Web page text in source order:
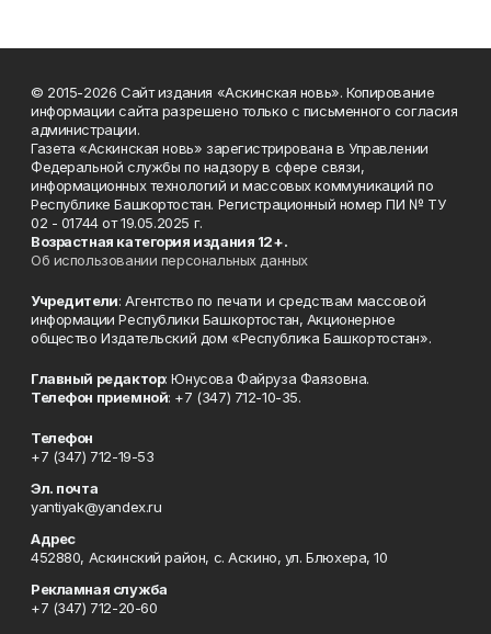
© 2015-2026 Сайт издания «Аскинская новь». Копирование
информации сайта разрешено только с письменного согласия
администрации.
Газета «Аскинская новь» зарегистрирована в Управлении
Федеральной службы по надзору в сфере связи,
информационных технологий и массовых коммуникаций по
Республике Башкортостан. Регистрационный номер ПИ № ТУ
02 - 01744 от 19.05.2025 г.
Возрастная категория издания 12+.
Об использовании персональных данных
Учредители: Агентство по печати и средствам массовой
информации Республики Башкортостан, Акционерное
общество Издательский дом «Республика Башкортостан».
Главный редактор: Юнусова Файруза Фаязовна.
Телефон приемной: +7 (347) 712-10-35.
Телефон
+7 (347) 712-19-53
Эл. почта
yantiyak@yandex.ru
Адрес
452880, Аскинский район, с. Аскино, ул. Блюхера, 10
Рекламная служба
+7 (347) 712-20-60